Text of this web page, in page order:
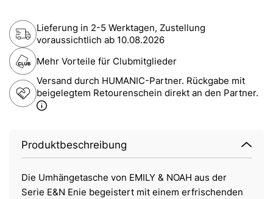
Lieferung in 2-5 Werktagen, Zustellung
voraussichtlich ab 10.08.2026
Mehr Vorteile für Clubmitglieder
Versand durch HUMANIC-Partner. Rückgabe mit
beigelegtem Retourenschein direkt an den Partner.
Produktbeschreibung
Die Umhängetasche von EMILY & NOAH aus der
Serie E&N Enie begeistert mit einem erfrischenden